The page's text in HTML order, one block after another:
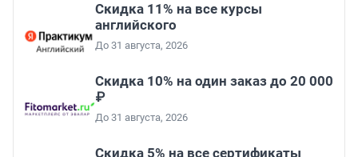
Скидка 11% на все курсы
английского
До 31 августа, 2026
Скидка 10% на один заказ до 20 000
₽
До 31 августа, 2026
Скидка 5% на все сертификаты